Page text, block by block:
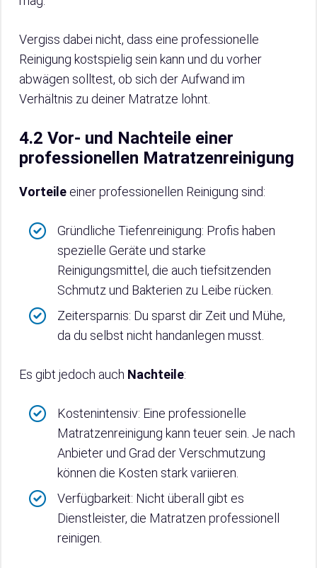
Vergiss dabei nicht, dass eine professionelle
Reinigung kostspielig sein kann und du vorher
abwägen solltest, ob sich der Aufwand im
Verhältnis zu deiner Matratze lohnt.
4.2 Vor- und Nachteile einer
professionellen Matratzenreinigung
Vorteile einer professionellen Reinigung sind:
Gründliche Tiefenreinigung: Profis haben
spezielle Geräte und starke
Reinigungsmittel, die auch tiefsitzenden
Schmutz und Bakterien zu Leibe rücken.
Zeitersparnis: Du sparst dir Zeit und Mühe,
da du selbst nicht handanlegen musst.
Es gibt jedoch auch Nachteile:
Kostenintensiv: Eine professionelle
Matratzenreinigung kann teuer sein. Je nach
Anbieter und Grad der Verschmutzung
können die Kosten stark variieren.
Verfügbarkeit: Nicht überall gibt es
Dienstleister, die Matratzen professionell
reinigen.